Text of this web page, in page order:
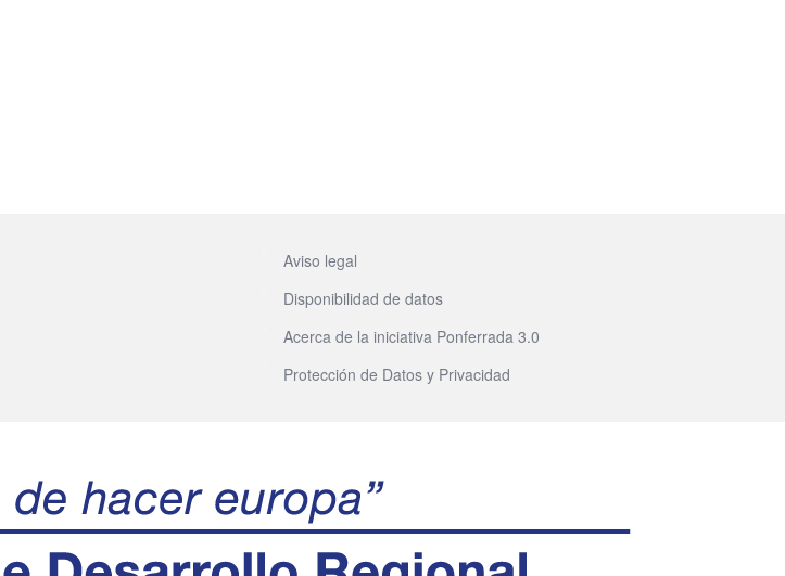
Aviso legal
Disponibilidad de datos
Acerca de la iniciativa Ponferrada 3.0
Protección de Datos y Privacidad